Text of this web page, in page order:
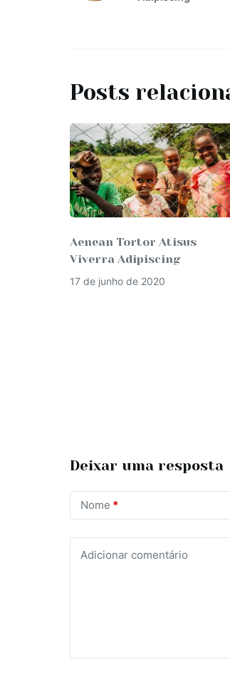
Posts
Aenean Tortor Atisus
Viverra Adipiscing
17 de junho de 2020
Deixar uma resposta
Nome *
Adicionar comentário